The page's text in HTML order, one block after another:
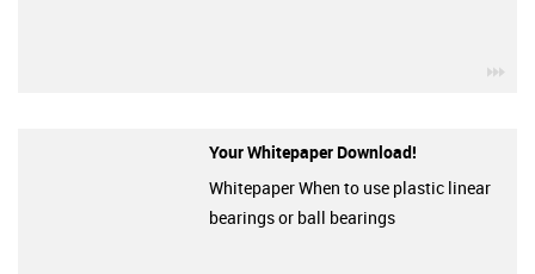
Your Whitepaper Download!
Whitepaper When to use plastic linear
bearings or ball bearings